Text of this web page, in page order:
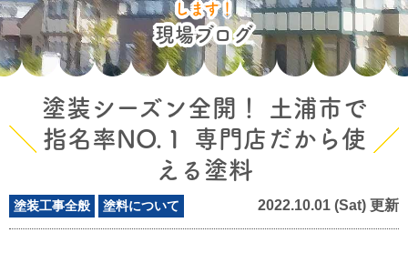
します！
現場ブログ
塗装シーズン全開！ 土浦市で
指名率NO.１ 専門店だから使
える塗料
塗装工事全般 塗料について 2022.10.01 (Sat) 更新